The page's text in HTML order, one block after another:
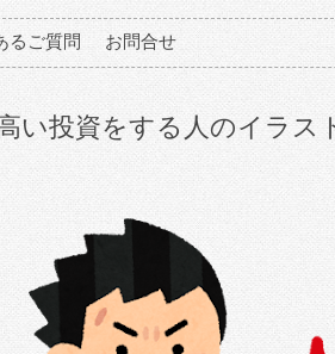
るご質問 お問合せ
い投資をする人のイラス